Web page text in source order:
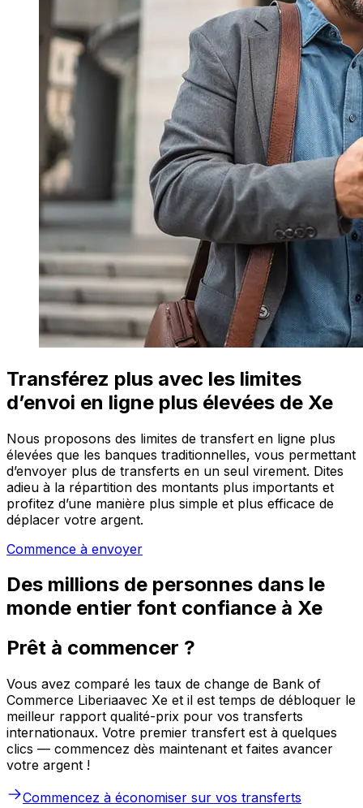
Transférez plus avec les limites
d’envoi en ligne plus élevées de Xe
Nous proposons des limites de transfert en ligne plus
élevées que les banques traditionnelles, vous permettant
d’envoyer plus de transferts en un seul virement. Dites
adieu à la répartition des montants plus importants et
profitez d’une manière plus simple et plus efficace de
déplacer votre argent.
Commence à envoyer
Des millions de personnes dans le
monde entier font confiance à Xe
Prêt à commencer ?
Vous avez comparé les taux de change de Bank of
Commerce Liberiaavec Xe et il est temps de débloquer le
meilleur rapport qualité-prix pour vos transferts
internationaux. Votre premier transfert est à quelques
clics — commencez dès maintenant et faites avancer
votre argent !
Commencez à économiser sur vos transferts